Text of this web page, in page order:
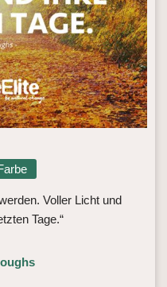
Voller Licht und
Tage.“